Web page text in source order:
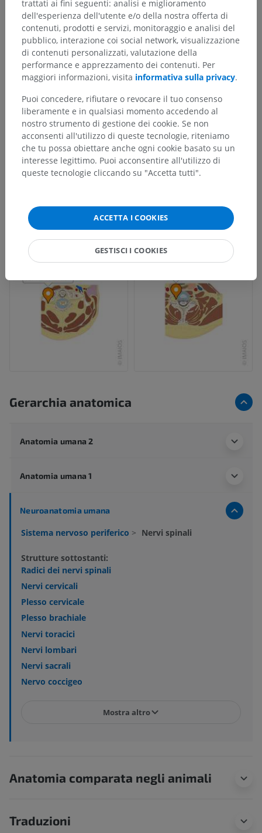
Bibliografia
Kaiser, J.T. and Lugo-Pico, J.G. Neuroanatomy, Spinal Nerves. [Updated
2022 Aug 22]. In:StatPearls [Internet].Treasure Island (FL): StatPearls
Publishing; 2022 Jan-. Available from:
https://www.ncbi.nlm.nih.gov/books/NBK542218/
Galleria
Gerarchia anatomica
Anatomia umana 2
Anatomia umana 1
Neuroanatomia umana
Sistema nervoso periferico > Nervi spinali
Strutture sottostanti:
Radici dei nervi spinali
Nervi cervicali
Plesso cervicale
Plesso brachiale
Nervi toracici
Nervi lombari
Nervi sacrali
Nervo coccigeo
Mostra altro
Anatomia comparata negli animali
Traduzioni
trattati ai fini seguenti: analisi e miglioramento
dell'esperienza dell'utente e/o della nostra offerta di
contenuti, prodotti e servizi, monitoraggio e analisi del
pubblico, interazione coi social network, visualizzazione
di contenuti personalizzati, valutazione della
performance e apprezzamento dei contenuti. Per
maggiori informazioni, visita informativa sulla privacy.
Puoi concedere, rifiutare o revocare il tuo consenso
liberamente e in qualsiasi momento accedendo al
nostro strumento di gestione dei cookie. Se non
acconsenti all'utilizzo di queste tecnologie, riteniamo
che tu possa obiettare anche ogni cookie basato su un
interesse legittimo. Puoi acconsentire all'utilizzo di
queste tecnologie cliccando su "Accetta tutti".
ACCETTA I COOKIES
GESTISCI I COOKIES